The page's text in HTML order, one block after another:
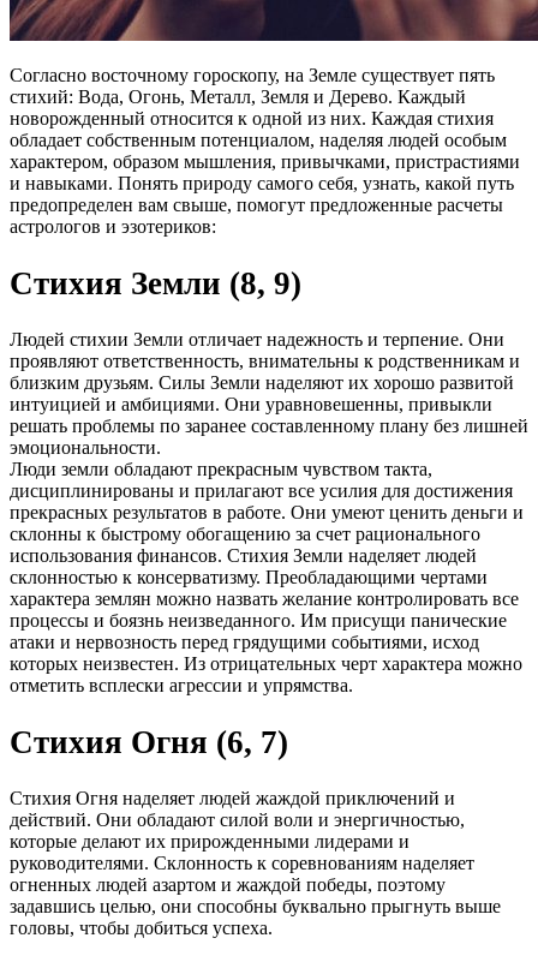
Согласно восточному гороскопу, на Земле существует пять
стихий: Вода, Огонь, Металл, Земля и Дерево. Каждый
новорожденный относится к одной из них. Каждая стихия
обладает собственным потенциалом, наделяя людей особым
характером, образом мышления, привычками, пристрастиями
и навыками. Понять природу самого себя, узнать, какой путь
предопределен вам свыше, помогут предложенные расчеты
астрологов и эзотериков:
Стихия Земли (8, 9)
Людей стихии Земли отличает надежность и терпение. Они
проявляют ответственность, внимательны к родственникам и
близким друзьям. Силы Земли наделяют их хорошо развитой
интуицией и амбициями. Они уравновешенны, привыкли
решать проблемы по заранее составленному плану без лишней
эмоциональности.
Люди земли обладают прекрасным чувством такта,
дисциплинированы и прилагают все усилия для достижения
прекрасных результатов в работе. Они умеют ценить деньги и
склонны к быстрому обогащению за счет рационального
использования финансов. Стихия Земли наделяет людей
склонностью к консерватизму. Преобладающими чертами
характера землян можно назвать желание контролировать все
процессы и боязнь неизведанного. Им присущи панические
атаки и нервозность перед грядущими событиями, исход
которых неизвестен. Из отрицательных черт характера можно
отметить всплески агрессии и упрямства.
Стихия Огня (6, 7)
Стихия Огня наделяет людей жаждой приключений и
действий. Они обладают силой воли и энергичностью,
которые делают их прирожденными лидерами и
руководителями. Склонность к соревнованиям наделяет
огненных людей азартом и жаждой победы, поэтому
задавшись целью, они способны буквально прыгнуть выше
головы, чтобы добиться успеха.